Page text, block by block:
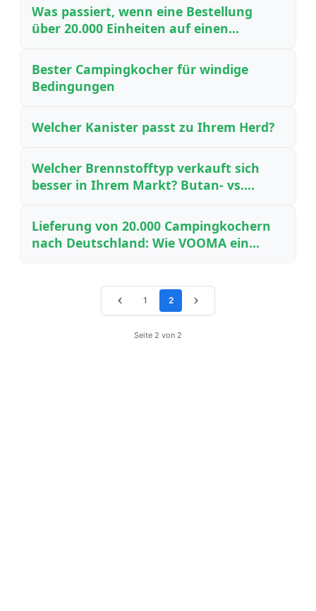
Was passiert, wenn eine Bestellung
über 20.000 Einheiten auf einen
Bester Campingkocher für windige
Bedingungen
Welcher Kanister passt zu Ihrem Herd?
Welcher Brennstofftyp verkauft sich
besser in Ihrem Markt? Butan- vs.
Beschaffungsstrategien für Händler
Lieferung von 20.000 Campingkochern
nach Deutschland: Wie VOOMA ein
‹ 1 2 ›
Seite 2 von 2